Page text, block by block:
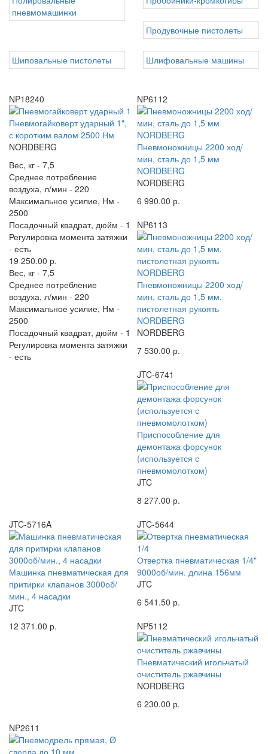
пневмомашинки
Продувочные пистолеты
Шиповальные пистолеты Шлифовальные машины
NP18240
Пневмогайковерт ударный 1",
с коротким валом 2500 Нм
NORDBERG
Вес, кг - 7,5
Среднее потребление
воздуха, л/мин - 220
Максимальное усилие, Нм -
2500
Посадочный квадрат, дюйм - 1
Регулировка момента затяжки
- есть
19 250.00 р.
Вес, кг - 7,5
Среднее потребление
воздуха, л/мин - 220
Максимальное усилие, Нм -
2500
Посадочный квадрат, дюйм - 1
Регулировка момента затяжки
- есть
NP6112
Пневмоножницы 2200 ход/
мин, сталь до 1,5 мм
NORDBERG
NORDBERG
6 990.00 р.
NP6113
Пневмоножницы 2200 ход/
мин, сталь до 1,5 мм,
пистолетная рукоять
NORDBERG
NORDBERG
7 530.00 р.
JTC-6741
Приспособление для
демонтажа форсунок
(используется с
пневмомолотком)
JTC
8 277.00 р.
JTC-5716A
Машинка пневматическая для
притирки клапанов 3000об/
мин., 4 насадки
JTC
12 371.00 р.
JTC-5644
Отвертка пневматическая 1/4"
9000об/мин. длина 156мм
JTC
6 541.50 р.
NP5112
Пневматический игольчатый
очиститель ржавчины
NORDBERG
6 230.00 р.
NP2611